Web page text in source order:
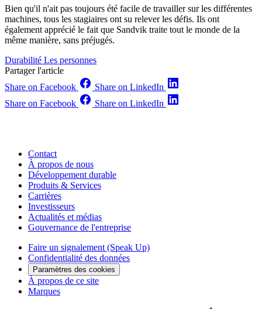
Bien qu'il n'ait pas toujours été facile de travailler sur les différentes
machines, tous les stagiaires ont su relever les défis. Ils ont
également apprécié le fait que Sandvik traite tout le monde de la
même manière, sans préjugés.
Durabilité Les personnes
Partager l'article
Share on Facebook
Share on LinkedIn
Share on Facebook
Share on LinkedIn
Contact
À propos de nous
Développement durable
Produits & Services
Carrières
Investisseurs
Actualités et médias
Gouvernance de l'entreprise
Faire un signalement (Speak Up)
Confidentialité des données
Paramètres des cookies
À propos de ce site
Marques